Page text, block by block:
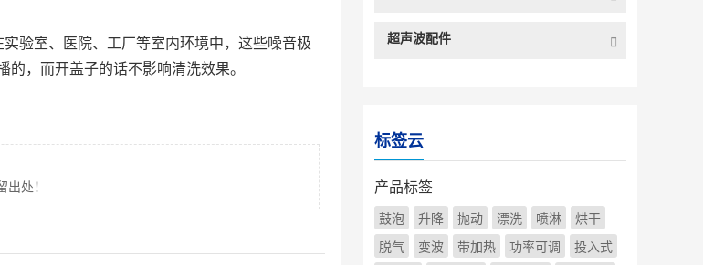
验室、医院、工厂等室内环境中，这些噪音极
，而开盖子的话不影响清洗效果。
处！
超声波配件
标签云
产品标签
鼓泡 升降 抛动 漂洗 喷淋
烘干
脱气
变波 带加热 功率可调
投入式